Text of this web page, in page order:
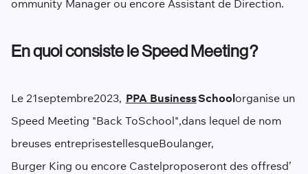
ommunity Manager ou encore Assistant de Direction.
En quoi consiste le Speed Meeting ?
Le 21septembre2023, PPA BusinessSchoolorganise un
Speed Meeting "Back ToSchool",dans lequel de nom
breuses entreprisestellesqueBoulanger,
Burger King ou encore Castelproposeront des offresd’